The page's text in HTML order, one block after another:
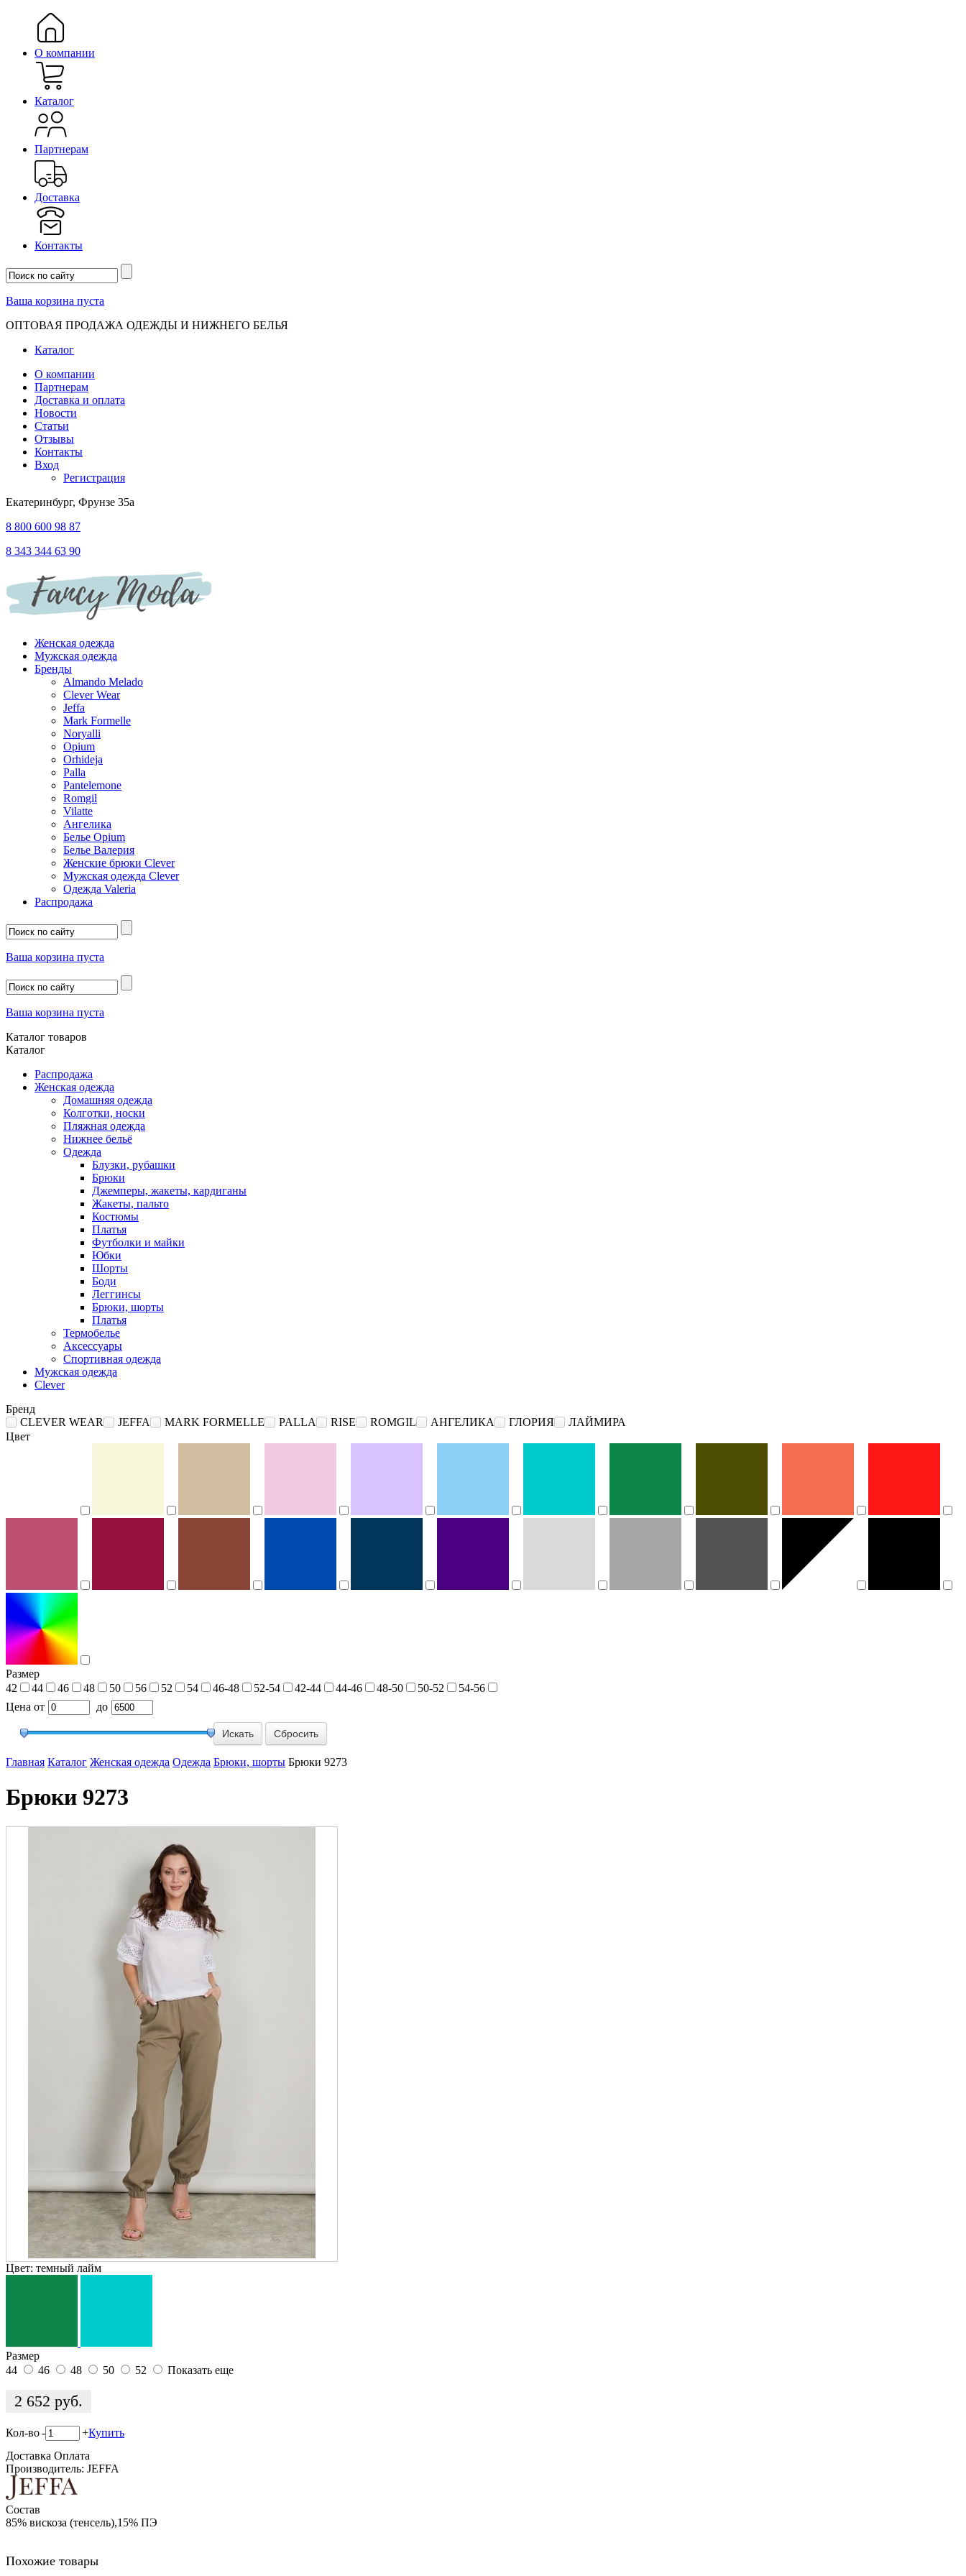
О компании
Каталог
Партнерам
Доставка
Контакты
Ваша корзина пуста
ОПТОВАЯ ПРОДАЖА ОДЕЖДЫ И НИЖНЕГО БЕЛЬЯ
Каталог
О компании
Партнерам
Доставка и оплата
Новости
Статьи
Отзывы
Контакты
Вход
Регистрация
Екатеринбург, Фрунзе 35а
8 800 600 98 87
8 343 344 63 90
Женская одежда
Мужская одежда
Бренды
Almando Melado
Clever Wear
Jeffa
Mark Formelle
Noryalli
Opium
Orhideja
Palla
Pantelemone
Romgil
Vilatte
Ангелика
Белье Opium
Белье Валерия
Женские брюки Clever
Мужская одежда Clever
Одежда Valeria
Распродажа
Ваша корзина пуста
Ваша корзина пуста
Каталог товаров
Каталог
Распродажа
Женская одежда
Домашняя одежда
Колготки, носки
Пляжная одежда
Нижнее бельё
Одежда
Блузки, рубашки
Брюки
Джемперы, жакеты, кардиганы
Жакеты, пальто
Костюмы
Платья
Футболки и майки
Юбки
Шорты
Боди
Леггинсы
Брюки, шорты
Платья
Термобелье
Аксессуары
Спортивная одежда
Мужская одежда
Clever
Бренд
CLEVER WEAR
JEFFA MARK FORMELLE PALLA RISE ROMGIL АНГЕЛИКА ГЛОРИЯ
ЛАЙМИРА
Цвет
Размер
42
44 46 48 50 56 52 54 46-48 52-54 42-44 44-46 48-50 50-52
54-56
Цена от до
Сбросить
Главная Каталог Женская одежда Одежда Брюки, шорты Брюки 9273
Брюки 9273
Цвет: темный лайм
Размер
44
46 48 50 52 Показать еще
2 652 руб.
Кол-во- +Купить
Доставка Оплата
Производитель: JEFFA
Состав
85% вискоза (тенсель),15% ПЭ
Похожие товары